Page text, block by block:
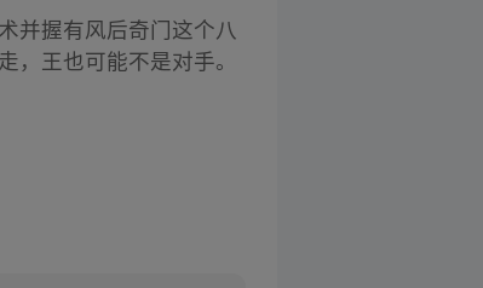
并握有风后奇门这个八
王也可能不是对手。